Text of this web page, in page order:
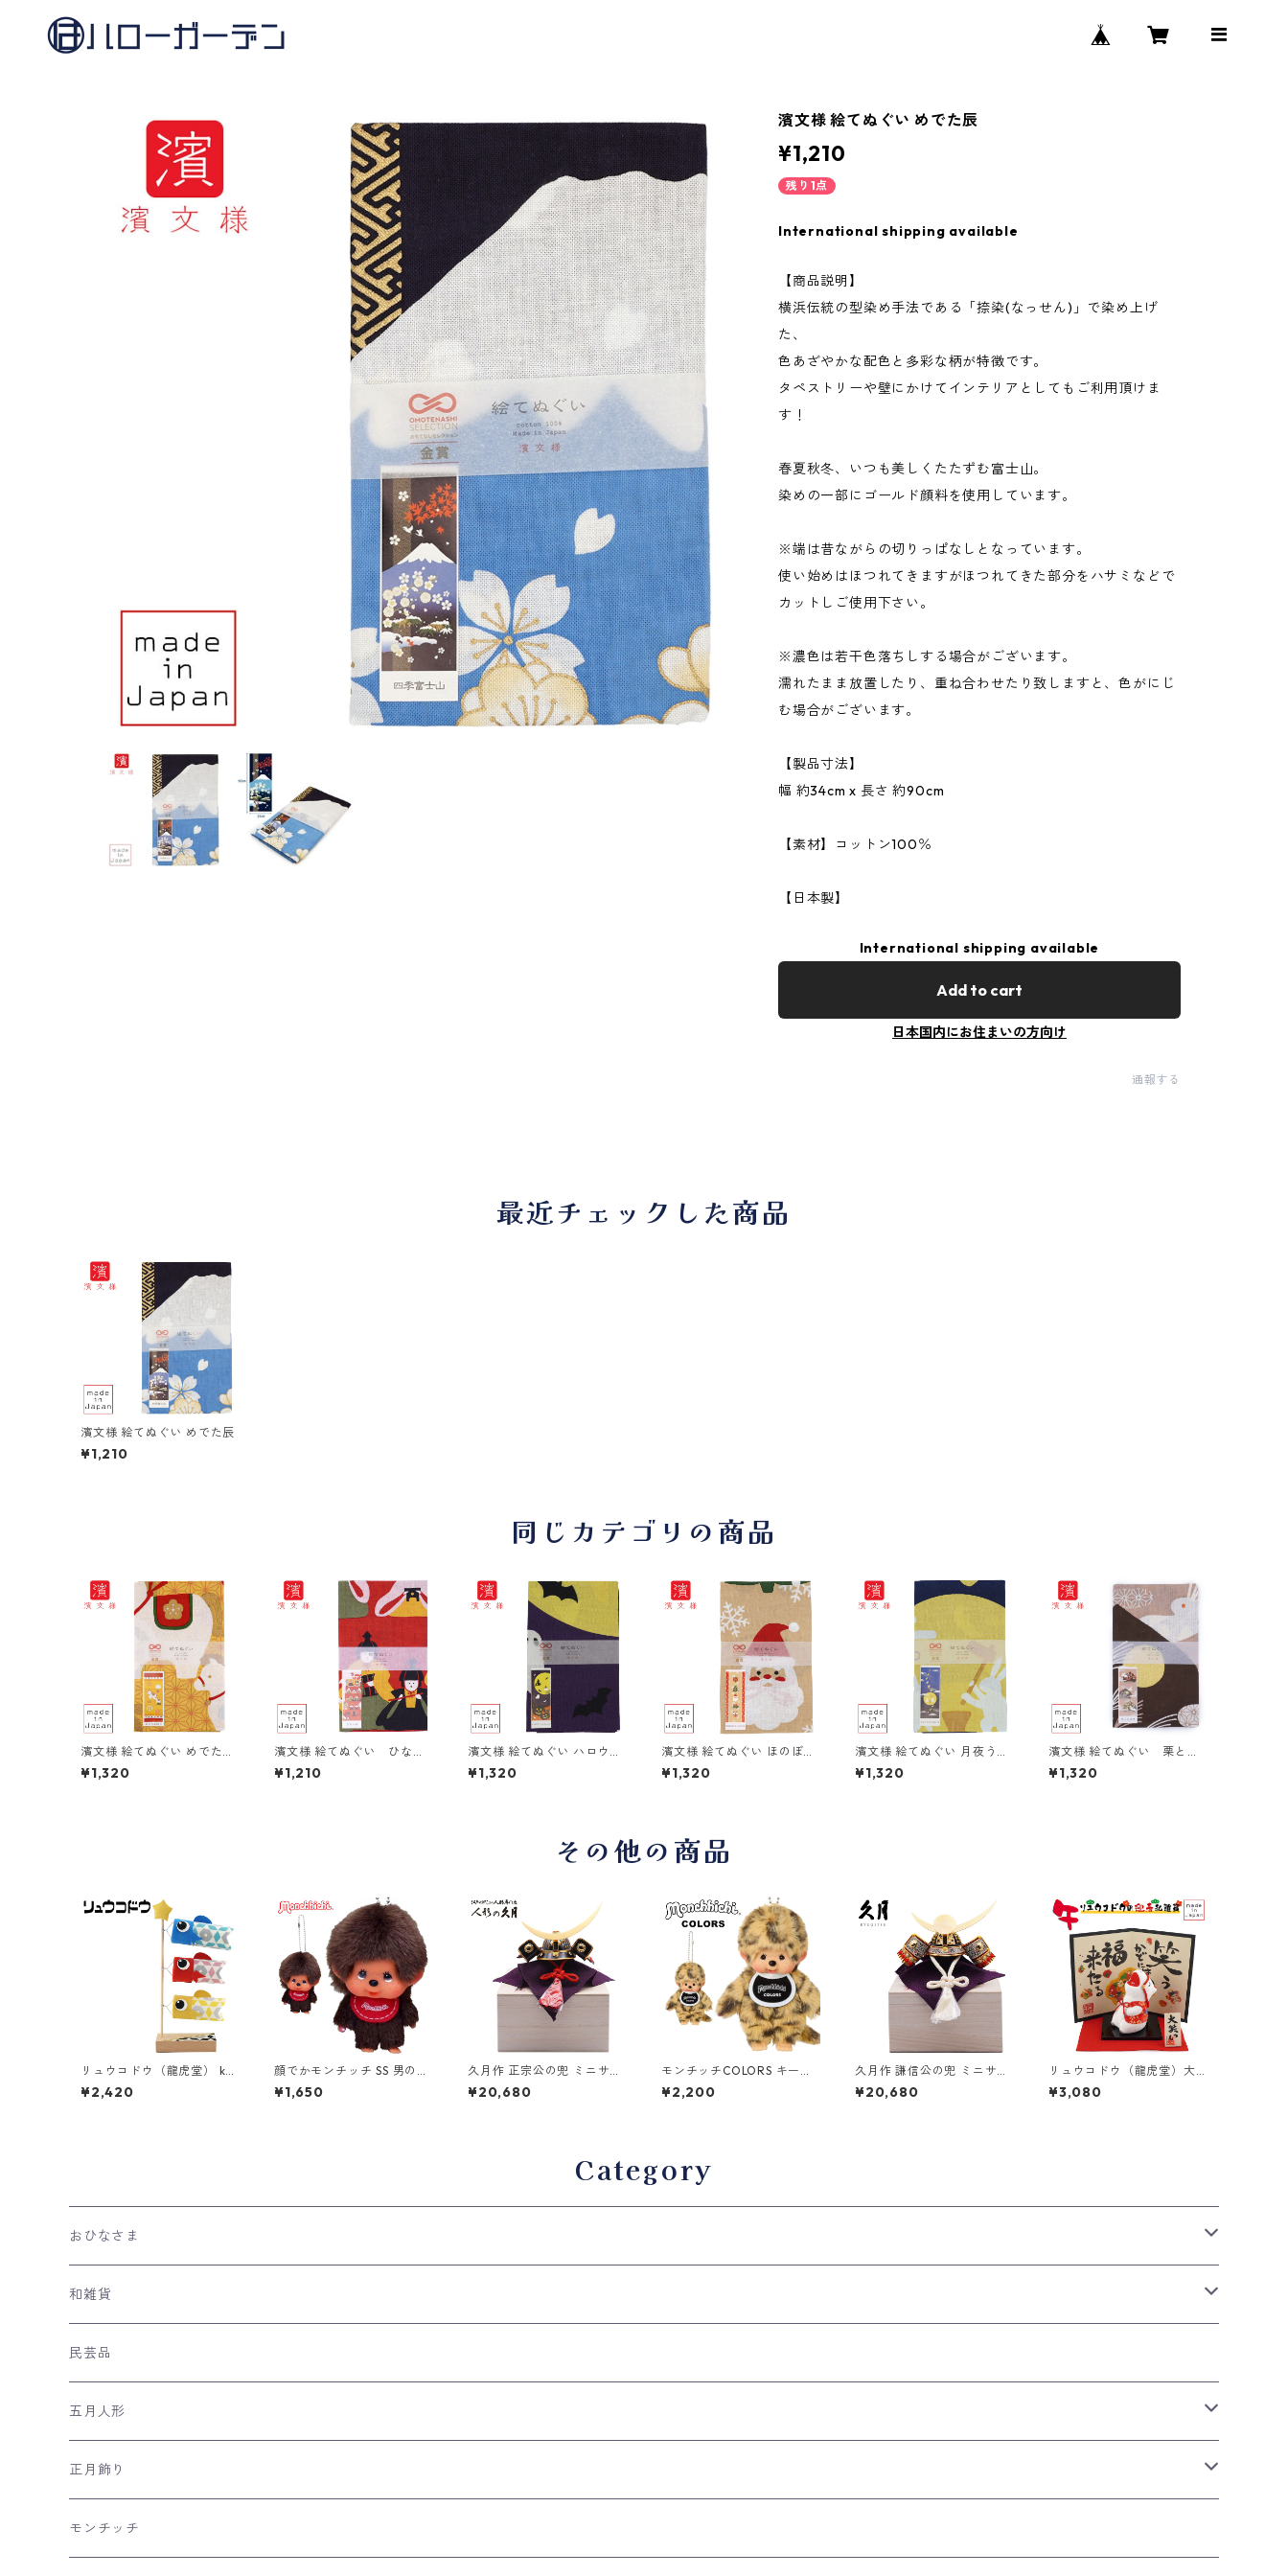
濱文様 絵てぬぐい めでた辰
¥1,210
残り1点
International shipping available
【商品説明】
横浜伝統の型染め手法である「捺染(なっせん)」で染め上げ
た、
色あざやかな配色と多彩な柄が特徴です。
タペストリーや壁にかけてインテリアとしてもご利用頂けま
す！
春夏秋冬、いつも美しくたたずむ富士山。
染めの一部にゴールド顔料を使用しています。
※端は昔ながらの切りっぱなしとなっています。
使い始めはほつれてきますがほつれてきた部分をハサミなどで
カットしご使用下さい。
※濃色は若干色落ちしする場合がございます。
濡れたまま放置したり、重ね合わせたり致しますと、色がにじ
む場合がございます。
【製品寸法】
幅 約34cm x 長さ 約90cm
【素材】コットン100％
【日本製】
International shipping available
Add to cart
日本国内にお住まいの方向け
通報する
最近チェックした商品
濱文様 絵てぬぐい めでた辰
¥1,210
同じカテゴリの商品
濱文様 絵てぬぐい めでた午
飾り 干支/お正月/午年/令
和8年/2026年
¥1,320
濱文様 絵てぬぐい ひな人
形
¥1,210
濱文様 絵てぬぐい ハロウィ
ンムーン
¥1,320
濱文様 絵てぬぐい ほのぼの
クリスマス
¥1,320
濱文様 絵てぬぐい 月夜うさ
ぎのお餅つき
¥1,320
濱文様 絵てぬぐい 栗と秋
景色
¥1,320
その他の商品
リュウコドウ（龍虎堂） kot
i（コティ）スタンド鯉のぼ
り ３匹 和雑貨/コンパクト/
¥2,420
顔でかモンチッチ SS 男の子
キーチェーン 257294 セキ
グチ(Sekiguchi)
¥1,650
久月作 正宗公の兜 ミニサイ
ズ 桐箱付き 日本製 お土産
R-5821 和雑貨/コンパクト/
¥20,680
モンチッチCOLORS キーチ
ェーン ヒョウ柄 244485 セ
キグチ(Sekiguchi)
¥2,200
久月作 謙信公の兜 ミニサイ
ズ 桐箱付き 日本製 お土産
R-5822 和雑貨/コンパクト/
¥20,680
リュウコドウ（龍虎堂）大
笑い 午 （小） 屏風付き R-3
0 和雑貨/お正月/干支/午
¥3,080
Category
おひなさま
親王飾り
収納台飾り
平飾り
ケース飾り
木目込み人形
つるし雛
リュウコドウの和雑貨
和雑貨
手ぬぐい
ネコの和雑貨
風呂敷
日本のおみやげ
民芸品
五月人形
兜飾り
室内こいのぼり
正月飾り
羽子板飾り
モンチッチ